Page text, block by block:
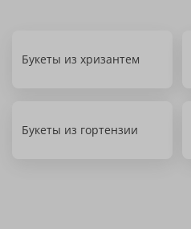
Букеты из хризантем
Букеты из гортензии